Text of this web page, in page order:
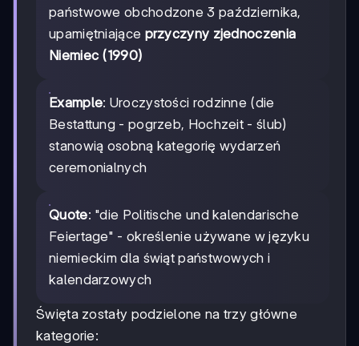
państwowe obchodzone 3 października,
upamiętniające przyczyny zjednoczenia
Niemiec (1990)
Example: Uroczystości rodzinne (die
Bestattung - pogrzeb, Hochzeit - ślub)
stanowią osobną kategorię wydarzeń
ceremonialnych
Quote: "die Politische und kalendarische
Feiertage" - określenie używane w języku
niemieckim dla świąt państwowych i
kalendarzowych
Święta zostały podzielone na trzy główne
kategorie: